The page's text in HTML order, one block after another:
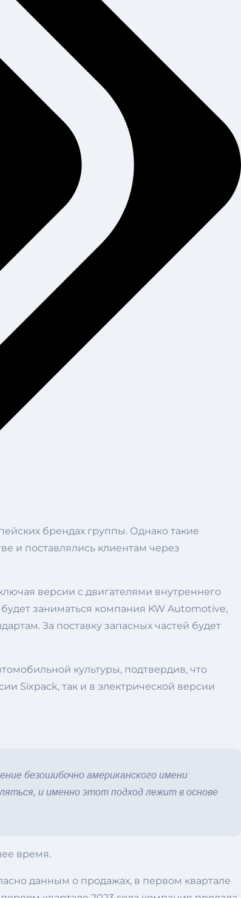
брендах группы. Однако такие
и поставлялись клиентам через
версии с двигателями внутреннего
заниматься компания KW Automotive,
За поставку запасных частей будет
культуры, подтвердив, что
Sixpack, так и в электрической версии
безошибочно американского имени
и именно этот подход лежит в основе
время.
данным о продажах, в первом квартале